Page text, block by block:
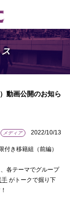
動画公開のお知ら
メディア 2022/10/13
き移籍組（前編）
各テーマでグループ
手 がトークで掘り下